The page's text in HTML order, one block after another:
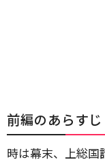
前編のあらすじ
時は幕末、上総国